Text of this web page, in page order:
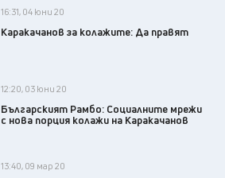
16:31, 04 юни 20
Каракачанов за колажите: Да правят
12:20, 03 юни 20
Българският Рамбо: Социалните мрежи
с нова порция колажи на Каракачанов
13:40, 09 мар 20